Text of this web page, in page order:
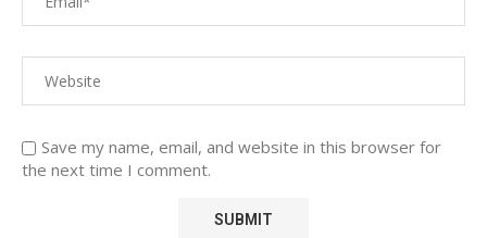
Save my name, email, and website in this browser for
the next time I comment.